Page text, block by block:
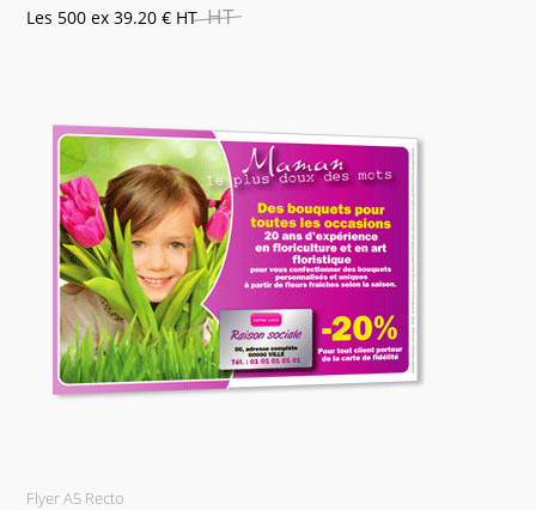
Les 500 ex 39.20 € HT HT
Flyer A5 Recto